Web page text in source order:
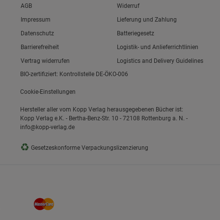
Link zum/zur
AGB
Link zum/zur
Impressum
Link zum/zur
Datenschutz
Link zum/zur
Barrierefreiheit
Vertrag widerrufen
Widerruf
Lieferung und Zahlung
Batteriegesetz
Logistik- und Anlieferrichtlinien
Logistics and Delivery Guidelines
BIO-zertifiziert: Kontrollstelle DE-ÖKO-006
Cookie-Einstellungen
Hersteller aller vom Kopp Verlag herausgegebenen Bücher ist:
Kopp Verlag e.K. - Bertha-Benz-Str. 10 - 72108 Rottenburg a. N. -
info@kopp-verlag.de
♻ Gesetzeskonforme Verpackungslizenzierung
Gruppe